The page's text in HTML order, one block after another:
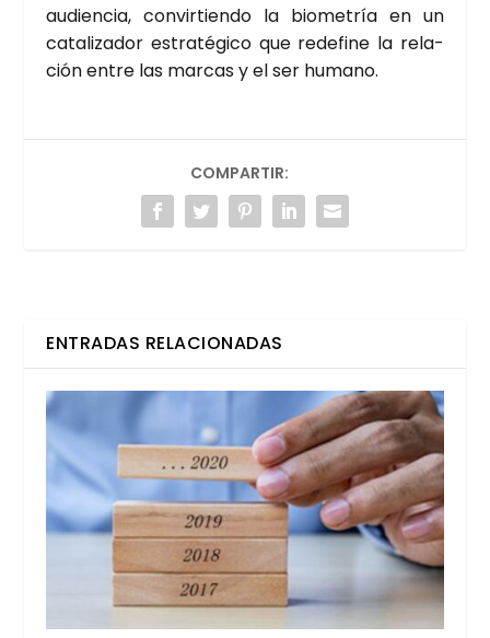
audien­cia, con­vir­tien­do la bio­me­tría en un
cata­li­za­dor estra­té­gi­co que rede­fi­ne la rela­
ción entre las mar­cas y el ser humano.
COMPARTIR:
ENTRADAS RELACIONADAS